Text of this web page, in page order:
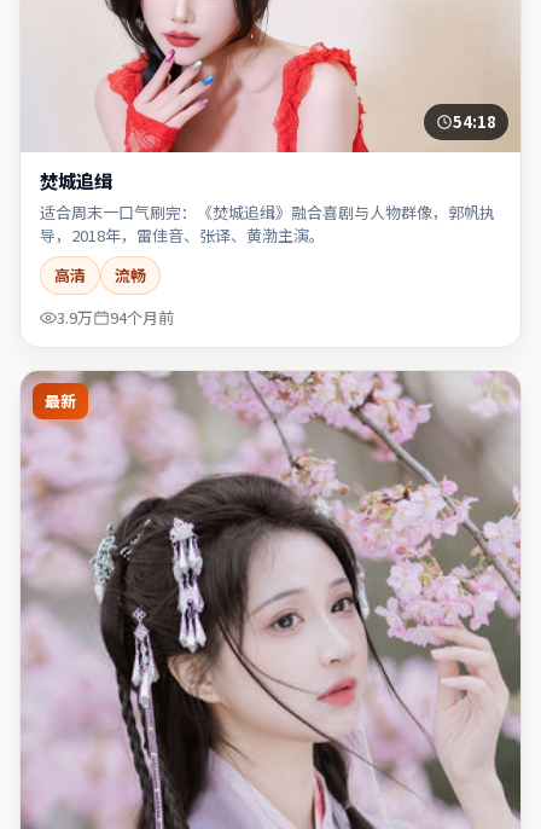
54:18
焚城追缉
适合周末一口气刷完：《焚城追缉》融合喜剧与人物群像，郭帆执
导，2018年，雷佳音、张译、黄渤主演。
高清
流畅
3.9万
94个月前
最新